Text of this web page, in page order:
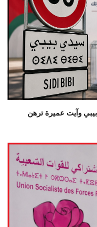
وآيت عميرة ترهن